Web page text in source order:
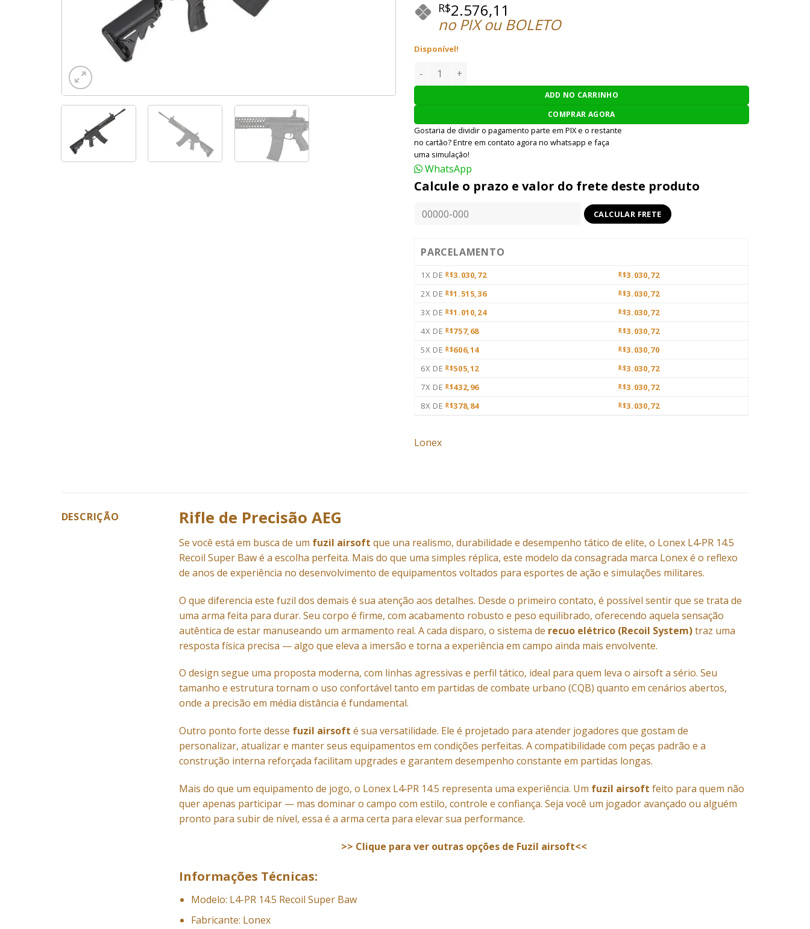
R$2.576,11
no PIX ou BOLETO
Disponível!
RIFLE AIRSOFT LONEX AEG L4-PR 14.5 RECOIL SUPER BAW - PRETO quantidade
ADD NO CARRINHO
COMPRAR AGORA
Gostaria de dividir o pagamento parte em PIX e o restante
no cartão? Entre em contato agora no whatsapp e faça
uma simulação!
WhatsApp
Calcule o prazo e valor do frete deste produto
PARCELAMENTO
1X DE R$3.030,72 R$3.030,72
2X DE R$1.515,36 R$3.030,72
3X DE R$1.010,24 R$3.030,72
4X DE R$757,68 R$3.030,72
5X DE R$606,14 R$3.030,70
6X DE R$505,12 R$3.030,72
7X DE R$432,96 R$3.030,72
8X DE R$378,84 R$3.030,72
Lonex
DESCRIÇÃO Rifle de Precisão AEG
Se você está em busca de um fuzil airsoft que una realismo, durabilidade e desempenho tático de elite, o Lonex L4‑PR 14.5
Recoil Super Baw é a escolha perfeita. Mais do que uma simples réplica, este modelo da consagrada marca Lonex é o reflexo
de anos de experiência no desenvolvimento de equipamentos voltados para esportes de ação e simulações militares.
O que diferencia este fuzil dos demais é sua atenção aos detalhes. Desde o primeiro contato, é possível sentir que se trata de
uma arma feita para durar. Seu corpo é firme, com acabamento robusto e peso equilibrado, oferecendo aquela sensação
autêntica de estar manuseando um armamento real. A cada disparo, o sistema de recuo elétrico (Recoil System)traz uma
resposta física precisa — algo que eleva a imersão e torna a experiência em campo ainda mais envolvente.
O design segue uma proposta moderna, com linhas agressivas e perfil tático, ideal para quem leva o airsoft a sério. Seu
tamanho e estrutura tornam o uso confortável tanto em partidas de combate urbano (CQB) quanto em cenários abertos,
onde a precisão em média distância é fundamental.
Outro ponto forte desse fuzil airsoft é sua versatilidade. Ele é projetado para atender jogadores que gostam de
personalizar, atualizar e manter seus equipamentos em condições perfeitas. A compatibilidade com peças padrão e a
construção interna reforçada facilitam upgrades e garantem desempenho constante em partidas longas.
Mais do que um equipamento de jogo, o Lonex L4‑PR 14.5 representa uma experiência. Um fuzil airsoft feito para quem não
quer apenas participar — mas dominar o campo com estilo, controle e confiança. Seja você um jogador avançado ou alguém
pronto para subir de nível, essa é a arma certa para elevar sua performance.
>> Clique para ver outras opções de Fuzil airsoft<<
Informações Técnicas:
Modelo: L4-PR 14.5 Recoil Super Baw
Fabricante: Lonex